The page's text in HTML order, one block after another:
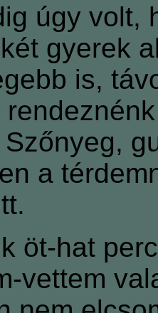
úgy volt,
gyerek
is,
a
öt-hat
vettem